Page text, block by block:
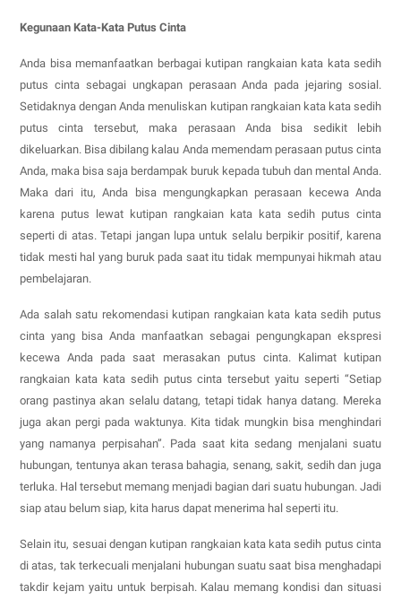
Kegunaan Kata-Kata Putus Cinta
Anda bisa memanfaatkan berbagai kutipan rangkaian kata kata sedih
putus cinta sebagai ungkapan perasaan Anda pada jejaring sosial.
Setidaknya dengan Anda menuliskan kutipan rangkaian kata kata sedih
putus cinta tersebut, maka perasaan Anda bisa sedikit lebih
dikeluarkan. Bisa dibilang kalau Anda memendam perasaan putus cinta
Anda, maka bisa saja berdampak buruk kepada tubuh dan mental Anda.
Maka dari itu, Anda bisa mengungkapkan perasaan kecewa Anda
karena putus lewat kutipan rangkaian kata kata sedih putus cinta
seperti di atas. Tetapi jangan lupa untuk selalu berpikir positif, karena
tidak mesti hal yang buruk pada saat itu tidak mempunyai hikmah atau
pembelajaran.
Ada salah satu rekomendasi kutipan rangkaian kata kata sedih putus
cinta yang bisa Anda manfaatkan sebagai pengungkapan ekspresi
kecewa Anda pada saat merasakan putus cinta. Kalimat kutipan
rangkaian kata kata sedih putus cinta tersebut yaitu seperti “Setiap
orang pastinya akan selalu datang, tetapi tidak hanya datang. Mereka
juga akan pergi pada waktunya. Kita tidak mungkin bisa menghindari
yang namanya perpisahan”. Pada saat kita sedang menjalani suatu
hubungan, tentunya akan terasa bahagia, senang, sakit, sedih dan juga
terluka. Hal tersebut memang menjadi bagian dari suatu hubungan. Jadi
siap atau belum siap, kita harus dapat menerima hal seperti itu.
Selain itu, sesuai dengan kutipan rangkaian kata kata sedih putus cinta
di atas, tak terkecuali menjalani hubungan suatu saat bisa menghadapi
takdir kejam yaitu untuk berpisah. Kalau memang kondisi dan situasi